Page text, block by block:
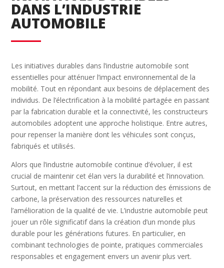
DANS L’INDUSTRIE
AUTOMOBILE
Les initiatives durables dans l’industrie automobile sont
essentielles pour atténuer l’impact environnemental de la
mobilité. Tout en répondant aux besoins de déplacement des
individus. De l’électrification à la mobilité partagée en passant
par la fabrication durable et la connectivité, les constructeurs
automobiles adoptent une approche holistique. Entre autres,
pour repenser la manière dont les véhicules sont conçus,
fabriqués et utilisés.
Alors que l’industrie automobile continue d’évoluer, il est
crucial de maintenir cet élan vers la durabilité et l’innovation.
Surtout, en mettant l’accent sur la réduction des émissions de
carbone, la préservation des ressources naturelles et
l’amélioration de la qualité de vie. L’industrie automobile peut
jouer un rôle significatif dans la création d’un monde plus
durable pour les générations futures. En particulier, en
combinant technologies de pointe, pratiques commerciales
responsables et engagement envers un avenir plus vert.